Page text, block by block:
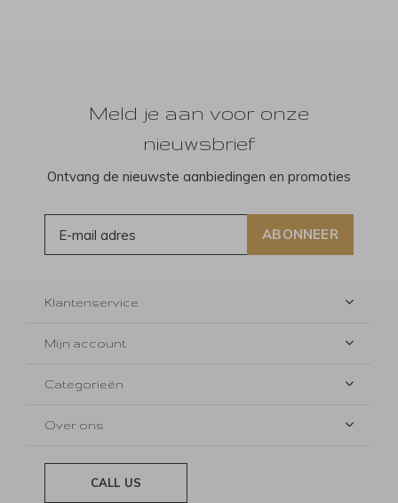
Meld je aan voor onze
nieuwsbrief
Ontvang de nieuwste aanbiedingen en promoties
ABONNEER
Klantenservice
Mijn account
Categorieën
Over ons
CALL US